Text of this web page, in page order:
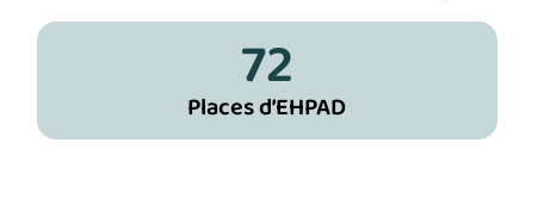
Places d’EHPAD
72